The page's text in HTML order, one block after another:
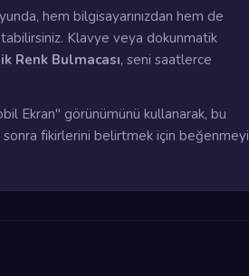
hem bilgisayarınızdan hem de
Klavye veya dokunmatik
Renk Bulmacası, seni saatlerce
Ekran" görünümünü kullanarak, bu
sonra fikirlerini belirtmek için beğenmeyi